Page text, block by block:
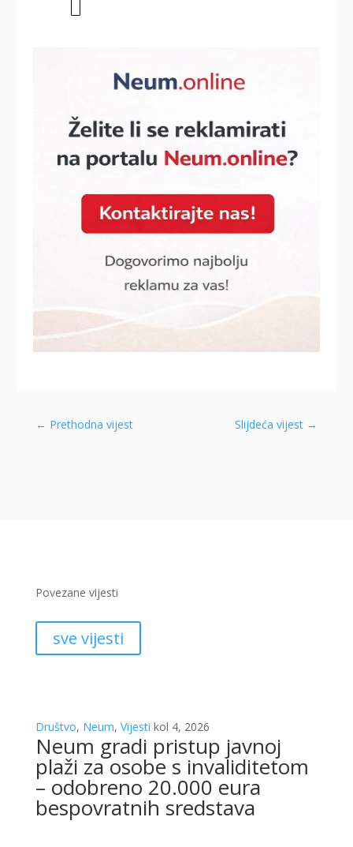
← Prethodna vijest Slijdeća vijest →
Povezane vijesti
sve vijesti
Društvo, Neum, Vijesti kol 4, 2026
Neum gradi pristup javnoj
plaži za osobe s invaliditetom
– odobreno 20.000 eura
bespovratnih sredstava